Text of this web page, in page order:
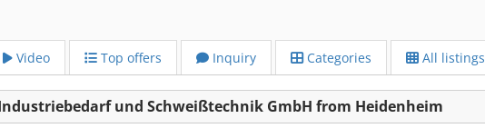
Video Top offers Inquiry Categories All listings
und Schweißtechnik GmbH from Heidenheim